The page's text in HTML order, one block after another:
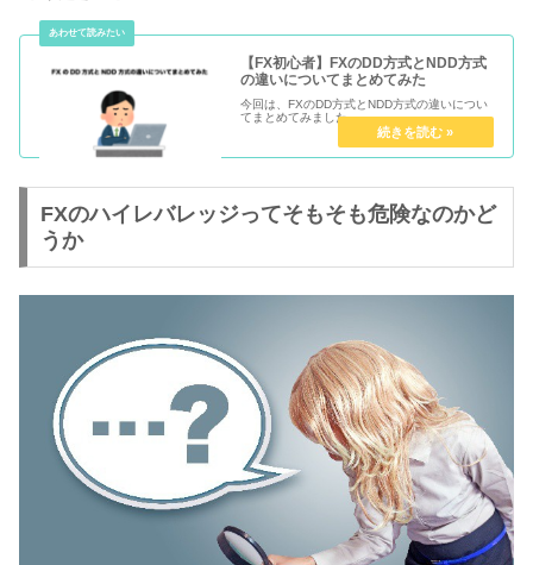
【FX初心者】FXのDD方式とNDD方式
の違いについてまとめてみた
今回は、FXのDD方式とNDD方式の違いについ
てまとめてみました。
FXのハイレバレッジってそもそも危険なのかど
うか